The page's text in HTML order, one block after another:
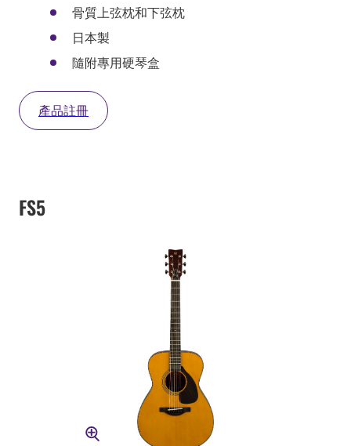
骨質上弦枕和下弦枕
日本製
隨附專用硬琴盒
產品註冊
FS5